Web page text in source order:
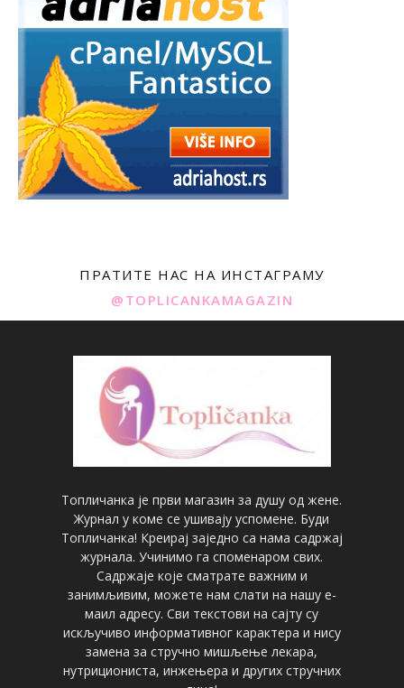
ПРАТИТЕ НАС НА ИНСТАГРАМУ
@TOPLICANKAMAGAZIN
Топличанка је први магазин за душу од жене.
Журнал у коме се ушивају успомене. Буди
Топличанка! Креирај заједно са нама садржај
журнала. Учинимо га споменаром свих.
Садржаје које сматрате важним и
занимљивим, можете нам слати на нашу е-
маил адресу. Сви текстови на сајту су
искључиво информативног карактера и нису
замена за стручно мишљење лекара,
нутрициониста, инжењера и других стручних